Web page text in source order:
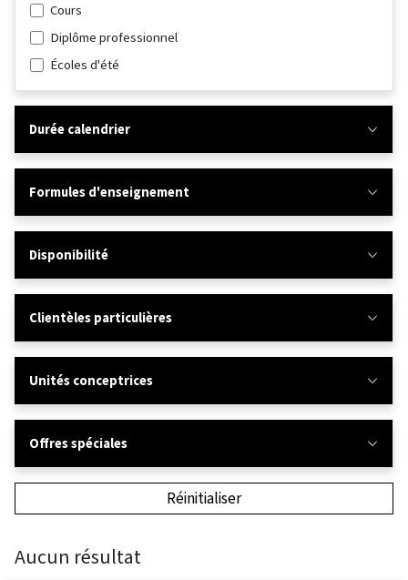
Cours
Diplôme professionnel
Écoles d'été
Durée calendrier
Formules d'enseignement
Disponibilité
Clientèles particulières
Unités conceptrices
Offres spéciales
Réinitialiser
Aucun résultat